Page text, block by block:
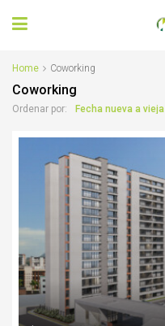
Home Coworking
Coworking
Ordenar por: Fecha nueva a vieja